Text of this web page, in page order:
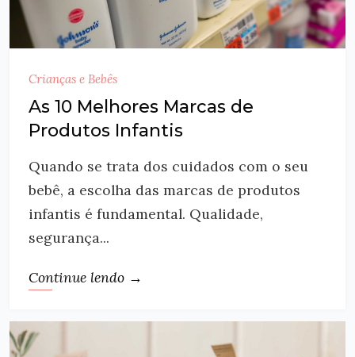
Crianças e Bebês
As 10 Melhores Marcas de
Produtos Infantis
Quando se trata dos cuidados com o seu
bebê, a escolha das marcas de produtos
infantis é fundamental. Qualidade,
segurança...
Continue lendo →